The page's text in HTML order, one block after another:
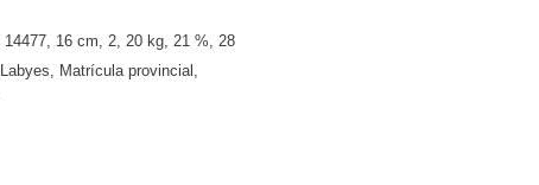
14477, 16 cm,2,20 kg,21 %,28
Labyes, Matrícula provincial ,